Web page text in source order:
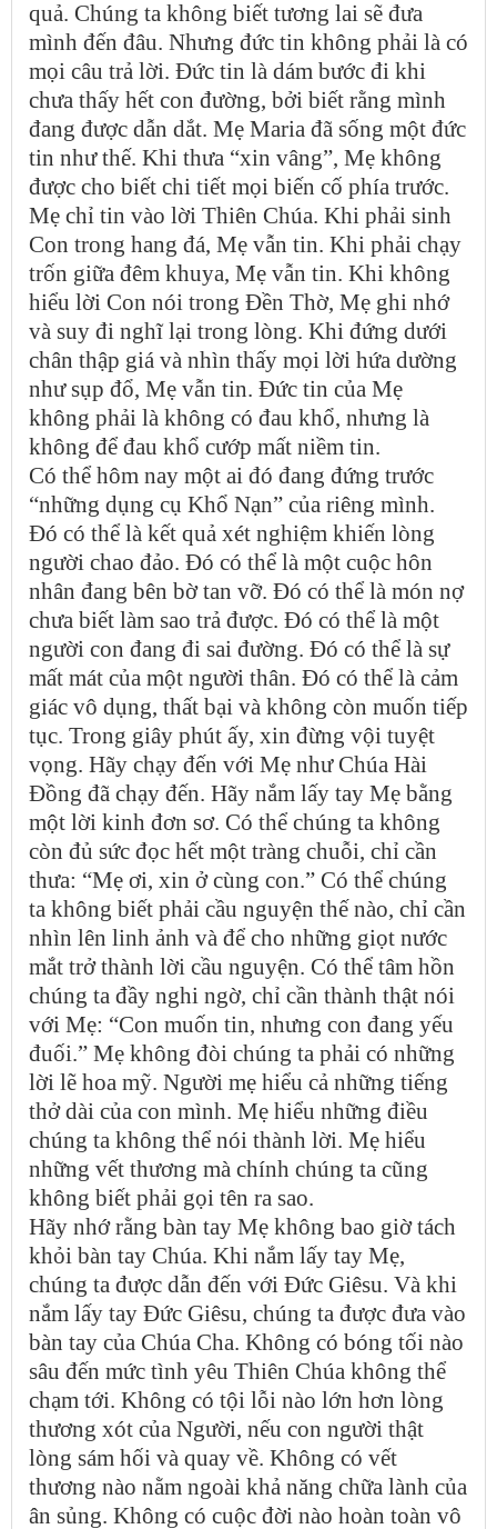
quả. Chúng ta không biết tương lai sẽ đưa
mình đến đâu. Nhưng đức tin không phải là có
mọi câu trả lời. Đức tin là dám bước đi khi
chưa thấy hết con đường, bởi biết rằng mình
đang được dẫn dắt. Mẹ Maria đã sống một đức
tin như thế. Khi thưa “xin vâng”, Mẹ không
được cho biết chi tiết mọi biến cố phía trước.
Mẹ chỉ tin vào lời Thiên Chúa. Khi phải sinh
Con trong hang đá, Mẹ vẫn tin. Khi phải chạy
trốn giữa đêm khuya, Mẹ vẫn tin. Khi không
hiểu lời Con nói trong Đền Thờ, Mẹ ghi nhớ
và suy đi nghĩ lại trong lòng. Khi đứng dưới
chân thập giá và nhìn thấy mọi lời hứa dường
như sụp đổ, Mẹ vẫn tin. Đức tin của Mẹ
không phải là không có đau khổ, nhưng là
không để đau khổ cướp mất niềm tin.
Có thể hôm nay một ai đó đang đứng trước
“những dụng cụ Khổ Nạn” của riêng mình.
Đó có thể là kết quả xét nghiệm khiến lòng
người chao đảo. Đó có thể là một cuộc hôn
nhân đang bên bờ tan vỡ. Đó có thể là món nợ
chưa biết làm sao trả được. Đó có thể là một
người con đang đi sai đường. Đó có thể là sự
mất mát của một người thân. Đó có thể là cảm
giác vô dụng, thất bại và không còn muốn tiếp
tục. Trong giây phút ấy, xin đừng vội tuyệt
vọng. Hãy chạy đến với Mẹ như Chúa Hài
Đồng đã chạy đến. Hãy nắm lấy tay Mẹ bằng
một lời kinh đơn sơ. Có thể chúng ta không
còn đủ sức đọc hết một tràng chuỗi, chỉ cần
thưa: “Mẹ ơi, xin ở cùng con.” Có thể chúng
ta không biết phải cầu nguyện thế nào, chỉ cần
nhìn lên linh ảnh và để cho những giọt nước
mắt trở thành lời cầu nguyện. Có thể tâm hồn
chúng ta đầy nghi ngờ, chỉ cần thành thật nói
với Mẹ: “Con muốn tin, nhưng con đang yếu
đuối.” Mẹ không đòi chúng ta phải có những
lời lẽ hoa mỹ. Người mẹ hiểu cả những tiếng
thở dài của con mình. Mẹ hiểu những điều
chúng ta không thể nói thành lời. Mẹ hiểu
những vết thương mà chính chúng ta cũng
không biết phải gọi tên ra sao.
Hãy nhớ rằng bàn tay Mẹ không bao giờ tách
khỏi bàn tay Chúa. Khi nắm lấy tay Mẹ,
chúng ta được dẫn đến với Đức Giêsu. Và khi
nắm lấy tay Đức Giêsu, chúng ta được đưa vào
bàn tay của Chúa Cha. Không có bóng tối nào
sâu đến mức tình yêu Thiên Chúa không thể
chạm tới. Không có tội lỗi nào lớn hơn lòng
thương xót của Người, nếu con người thật
lòng sám hối và quay về. Không có vết
thương nào nằm ngoài khả năng chữa lành của
ân sủng. Không có cuộc đời nào hoàn toàn vô